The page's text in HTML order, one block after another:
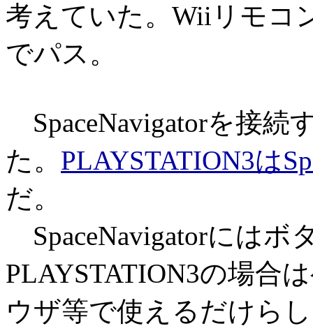
考えていた。Wiiリモコ
でパス。
SpaceNavigatorを接続
た。 PLAYSTATION3は
だ。
SpaceNavigatorにはボ
PLAYSTATION3の場合
ウザ等で使えるだけら